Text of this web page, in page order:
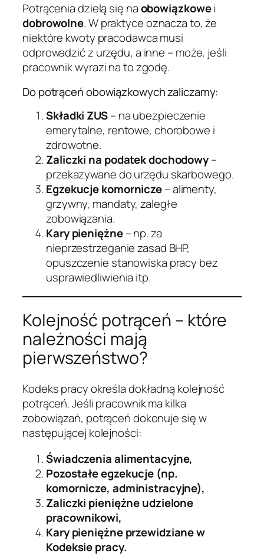
Potrącenia dzielą się naobowiązkowei
dobrowolne. W praktyce oznacza to, że
niektóre kwoty pracodawca musi
odprowadzić z urzędu, a inne – może, jeśli
pracownik wyrazi na to zgodę.
Do potrąceń obowiązkowych zaliczamy:
Składki ZUS– na ubezpieczenie
emerytalne, rentowe, chorobowe i
zdrowotne.
Zaliczki na podatek dochodowy–
przekazywane do urzędu skarbowego.
Egzekucje komornicze– alimenty,
grzywny, mandaty, zaległe
zobowiązania.
Kary pieniężne– np. za
nieprzestrzeganie zasad BHP,
opuszczenie stanowiska pracy bez
usprawiedliwienia itp.
Kolejność potrąceń – które
należności mają
pierwszeństwo?
Kodeks pracy określa dokładną kolejność
potrąceń. Jeśli pracownik ma kilka
zobowiązań, potrąceń dokonuje się w
następującej kolejności:
Świadczenia alimentacyjne,
Pozostałe egzekucje (np.
komornicze, administracyjne),
Zaliczki pieniężne udzielone
pracownikowi,
Kary pieniężne przewidziane w
Kodeksie pracy.